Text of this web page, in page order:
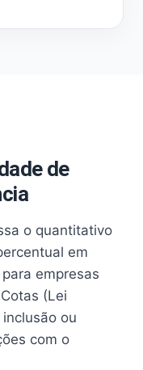
de
o quantitativo
em
empresas
(Lei
ou
com o